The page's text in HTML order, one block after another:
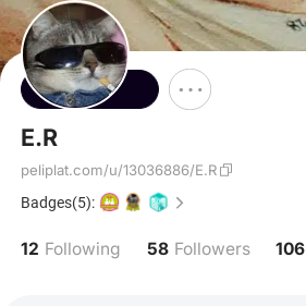
Follow
E.R
peliplat.com/u/13036886/E.R
Badges(5):
12 Following 58 Followers 106